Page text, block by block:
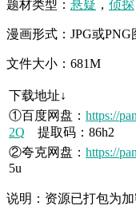
题材类型： 悬疑 ， 侦探
漫画形式：JPG或PNG
文件大小：681M
下载地址↓
①百度网盘： https://
2Q 提取码：86h2
②夸克网盘： https://
5u
说明：资源已打包为